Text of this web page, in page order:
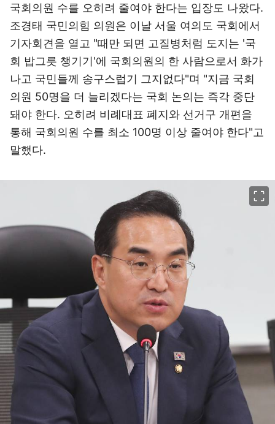
국회의원 수를 오히려 줄여야 한다는 입장도 나왔다.
조경태 국민의힘 의원은 이날 서울 여의도 국회에서
기자회견을 열고 "때만 되면 고질병처럼 도지는 '국
회 밥그릇 챙기기'에 국회의원의 한 사람으로서 화가
나고 국민들께 송구스럽기 그지없다"며 "지금 국회
의원 50명을 더 늘리겠다는 국회 논의는 즉각 중단
돼야 한다. 오히려 비례대표 폐지와 선거구 개편을
통해 국회의원 수를 최소 100명 이상 줄여야 한다"고
말했다.